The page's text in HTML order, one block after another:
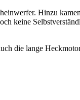
Hinzu
keine
die lange